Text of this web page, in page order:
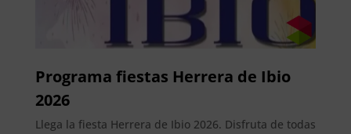
Programa fiestas Herrera de Ibio
2026
Llega la fiesta Herrera de Ibio 2026. Disfruta de todas